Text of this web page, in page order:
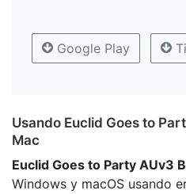
Google Play
Usando Euclid Goes to
Mac
Euclid Goes to Party AUv3
Windows y macOS usando